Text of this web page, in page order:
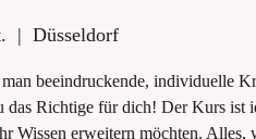
  |
Düsseldorf
beeindruckende, individuelle
das Richtige für dich! Der Kurs ist
Wissen erweitern möchten. Alles,